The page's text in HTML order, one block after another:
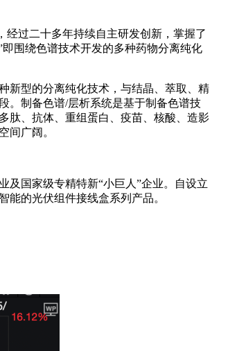
经过二十多年持续自主研发创新，掌握了
围绕色谱技术开发的多种药物分离纯化
新型的分离纯化技术，与结晶、萃取、精
。制备色谱/层析系统是基于制备色谱技
肽、抗体、重组蛋白、疫苗、核酸、造影
间广阔。
及国家级专精特新“小巨人”企业。自设立
的光伏组件接线盒系列产品。